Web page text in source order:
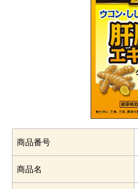
商品番号
商品名